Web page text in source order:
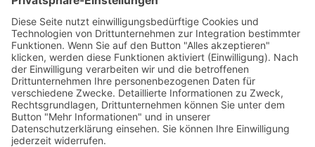
FOLGT UNS